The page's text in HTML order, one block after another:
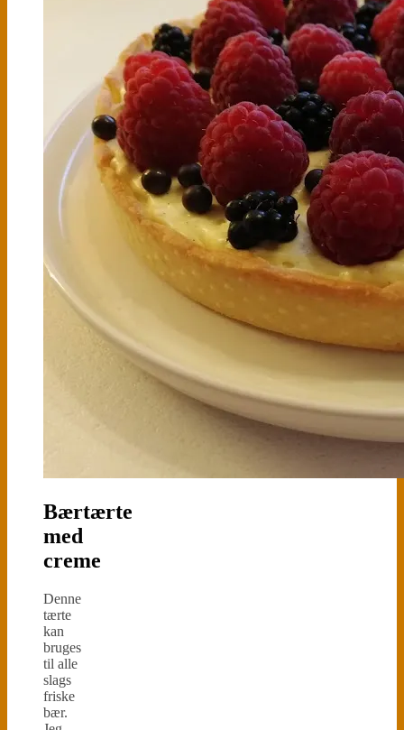
Bærtærte
med
creme
Denne
tærte
kan
bruges
til alle
slags
friske
bær.